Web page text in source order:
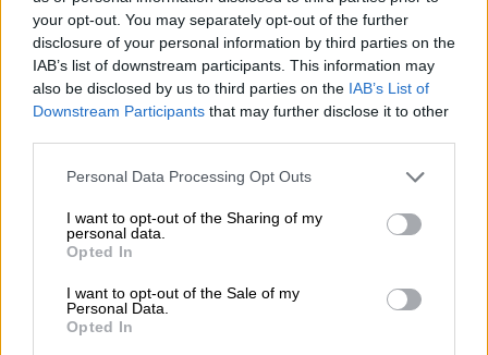
your opt-out. You may separately opt-out of the further
disclosure of your personal information by third parties on the
IAB’s list of downstream participants. This information may
also be disclosed by us to third parties on the IAB’s List of
Downstream Participants that may further disclose it to other
Personal Data Processing Opt Outs
I want to opt-out of the Sharing of my
personal data.
Opted In
I want to opt-out of the Sale of my
Personal Data.
Opted In
Este año que finalizamos, conmemoramos el
70º aniversario de la muerte de uno de los
padres de Europa, el italiano, Alcide De
Gasperi, una de las figuras más influyentes de
la política europea del siglo XX, falleció el 19 de
agosto de 1954, dejando tras de sí un legado
de su muerte, es oportuno recordar su vida, sus
ideas y el papel crucial que desempeñó en la
reconstrucción de Italia y en la formación de la
Europa unida que conocemos hoy. De Gasperi
no solo fue un destacado líder político en su
país natal, sino también uno de los arquitectos